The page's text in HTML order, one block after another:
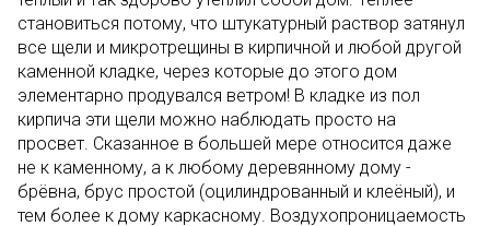
становиться потому, что штукатурный раствор затянул
все щели и микротрещины в кирпичной и любой другой
каменной кладке, через которые до этого дом
элементарно продувался ветром! В кладке из пол
кирпича эти щели можно наблюдать просто на
просвет. Сказанное в большей мере относится даже
не к каменному, а к любому деревянному дому -
брёвна, брус простой (оцилиндрованный и клеёный), и
тем более к дому каркасному. Воздухопроницаемость